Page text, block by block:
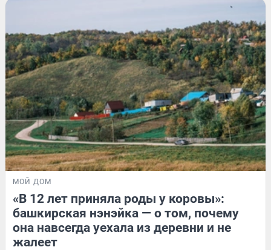
МОЙ ДОМ
«В 12 лет приняла роды у коровы»:
башкирская нэнэйка — о том, почему
она навсегда уехала из деревни и не
жалеет